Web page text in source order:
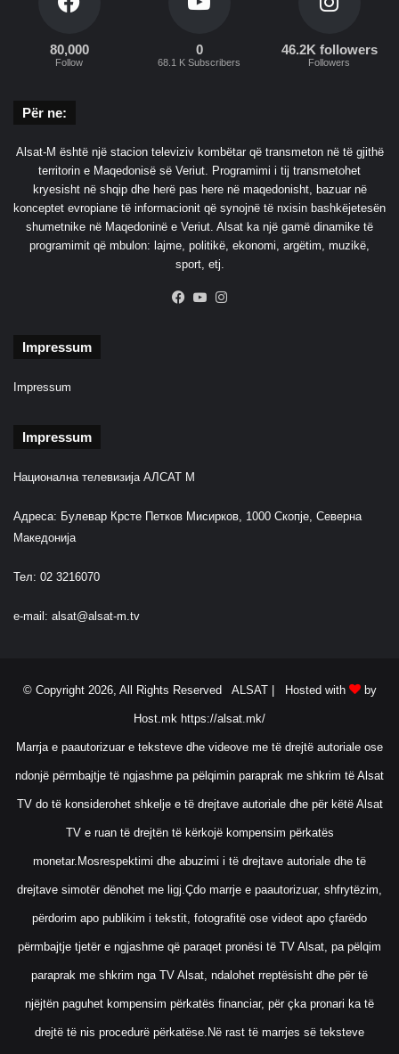
80,000
Follow
0
68.1 K Subscribers
46.2K followers
Followers
Për ne:
Alsat-M është një stacion televiziv kombëtar që transmeton në të gjithë
territorin e Maqedonisë së Veriut. Programimi i tij transmetohet
kryesisht në shqip dhe herë pas here në maqedonisht, bazuar në
konceptet evropiane të informacionit që synojnë të nxisin bashkëjetesën
shumetnike në Maqedoninë e Veriut. Alsat ka një gamë dinamike të
programimit që mbulon: lajme, politikë, ekonomi, argëtim, muzikë,
sport, etj.
Facebook
YouTube
Impressum
Impressum
Impressum
Национална телевизија АЛСАТ М
Адреса: Булевар Крсте Петков Мисирков, 1000 Скопје, Северна
Македонија
Тел: 02 3216070
e-mail: alsat@alsat-m.tv
© Copyright 2026, All Rights Reserved ALSAT | Hosted with by
Host.mk https://alsat.mk/
Marrja e paautorizuar e teksteve dhe videove me të drejtë autoriale ose
ndonjë përmbajtje të ngjashme pa pëlqimin paraprak me shkrim të Alsat
TV do të konsiderohet shkelje e të drejtave autoriale dhe për këtë Alsat
TV e ruan të drejtën të kërkojë kompensim përkatës
monetar.Mosrespektimi dhe abuzimi i të drejtave autoriale dhe të
drejtave simotër dënohet me ligj.Çdo marrje e paautorizuar, shfrytëzim,
përdorim apo publikim i tekstit, fotografitë ose videot apo çfarëdo
përmbajtje tjetër e ngjashme që paraqet pronësi të TV Alsat, pa pëlqim
paraprak me shkrim nga TV Alsat, ndalohet rreptësisht dhe për të
njëjtën paguhet kompensim përkatës financiar, për çka pronari ka të
drejtë të nis procedurë përkatëse.Në rast të marrjes së teksteve